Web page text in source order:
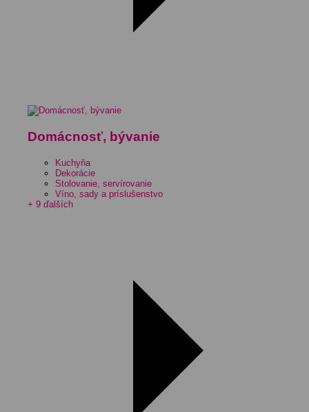
Domácnosť, bývanie
Kuchyňa
Dekorácie
Stolovanie, servírovanie
Víno, sady a príslušenstvo
+ 9 ďalších